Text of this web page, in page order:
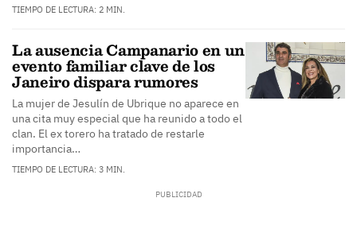
TIEMPO DE LECTURA: 2 MIN.
La ausencia Campanario en un
evento familiar clave de los
Janeiro dispara rumores
La mujer de Jesulín de Ubrique no aparece en
una cita muy especial que ha reunido a todo el
clan. El ex torero ha tratado de restarle
importancia…
TIEMPO DE LECTURA: 3 MIN.